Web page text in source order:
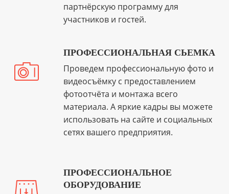
партнёрскую программу для
участников и гостей.
ПРОФЕССИОНАЛЬНАЯ СЬЕМКА
Проведем профессиональную фото и
видеосъёмку с предоставлением
фотоотчёта и монтажа всего
материала. А яркие кадры вы можете
использовать на сайте и социальных
сетях вашего предприятия.
ПРОФЕССИОНАЛЬНОЕ
ОБОРУДОВАНИЕ